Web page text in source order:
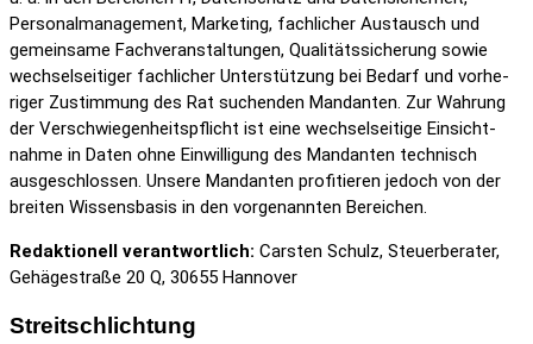
Perso­nal­ma­nage­ment, Marke­ting, fach­li­cher Austausch und
gemein­same Fach­ver­an­stal­tungen, Quali­täts­si­che­rung sowie
wech­sel­sei­tiger fach­li­cher Unter­stüt­zung bei Bedarf und vorhe­
riger Zustim­mung des Rat suchenden Mandanten. Zur Wahrung
der Verschwie­gen­heits­pflicht ist eine wech­sel­sei­tige Einsicht­
nahme in Daten ohne Einwil­li­gung des Mandanten tech­nisch
ausge­schlossen. Unsere Mandanten profi­tieren jedoch von der
breiten Wissens­basis in den vorge­nannten Berei­chen.
Redak­tio­nell verant­wort­lich: Carsten Schulz, Steuer­berater,
Gehä­ge­straße 20 Q, 30655 Hannover
Streit­schlich­tung